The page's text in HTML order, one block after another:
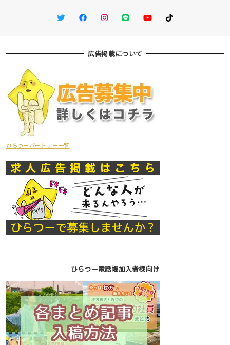
TwitterFacebookInstagram
LINE You TubeTikTok
広告掲載について
ひらつーパートナー一覧
ひらつー電話帳加入者様向け